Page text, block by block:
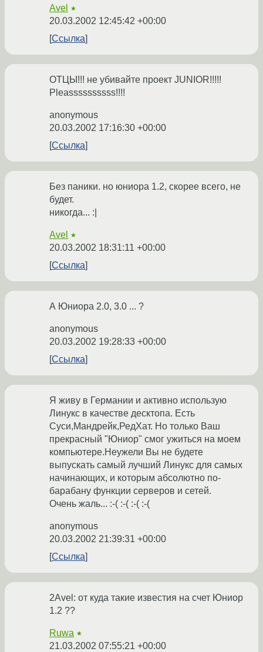
Avel ★
20.03.2002 12:45:42 +00:00
Ссылка
ОТЦЫ!!! не убивайте проект JUNIOR!!!!!
Pleassssssssss!!!!
anonymous
20.03.2002 17:16:30 +00:00
Ссылка
Без паники. но юниора 1.2, скорее всего, не
будет.
никогда... :|
Avel ★
20.03.2002 18:31:11 +00:00
Ссылка
А Юниора 2.0, 3.0 ... ?
anonymous
20.03.2002 19:28:33 +00:00
Ссылка
Я живу в Германии и активно использую
Линукс в качестве десктопа. Есть
Суси,Мандрейк,РедХат. Но только Ваш
прекрасный "Юниор" смог ужиться на моем
компьютере.Неужели Вы не будете
выпускать самый лучший Линукс для самых
начинающих, и которым абсолютно по-
барабану функции серверов и сетей.
Очень жаль... :-( :-( :-( :-(
anonymous
20.03.2002 21:39:31 +00:00
Ссылка
2Avel: от куда такие известия на счет Юниор
1.2 ??
Ruwa ★
21.03.2002 07:55:21 +00:00